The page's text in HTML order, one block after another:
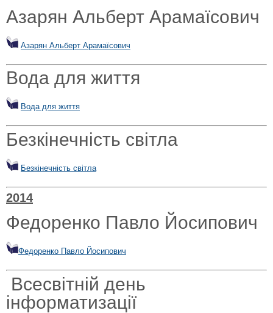
Азарян Альберт Арамаїсович
Азарян Альберт Арамаїсович
Вода для життя
Вода для життя
Безкінечність світла
Безкінечність світла
2014
Федоренко Павло Йосипович
Федоренко Павло Йосипович
Всесвітній день
інформатизації